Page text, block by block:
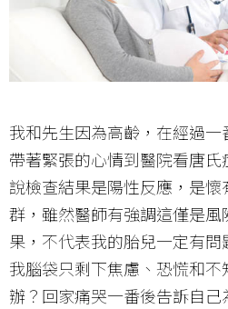
我和先生因為高齡，在經過一
帶著緊張的心情到醫院看唐
說檢查結果是陽性反應，是
群，雖然醫師有強調這僅是
果，不代表我的胎兒一定有
我腦袋只剩下焦慮、恐慌和
辦？回家痛哭一番後告訴自己